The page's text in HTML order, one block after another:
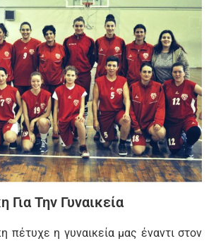
Για Την Γυναικεία
πέτυχε η γυναικεία μας έναντι στον